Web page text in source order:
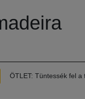
ÖTLET: Tüntessék fel a